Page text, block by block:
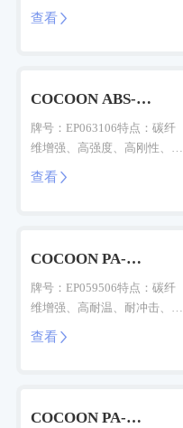
化学性、磨砂质感
查看
COCOON ABS-
牌号：EP063106特点：碳纤
维增强、高强度、高刚性、抑
制翘曲
查看
COCOON PA-
牌号：EP059506特点：碳纤
维增强、高耐温、耐冲击、哑
光细砂质感
查看
COCOON PA-